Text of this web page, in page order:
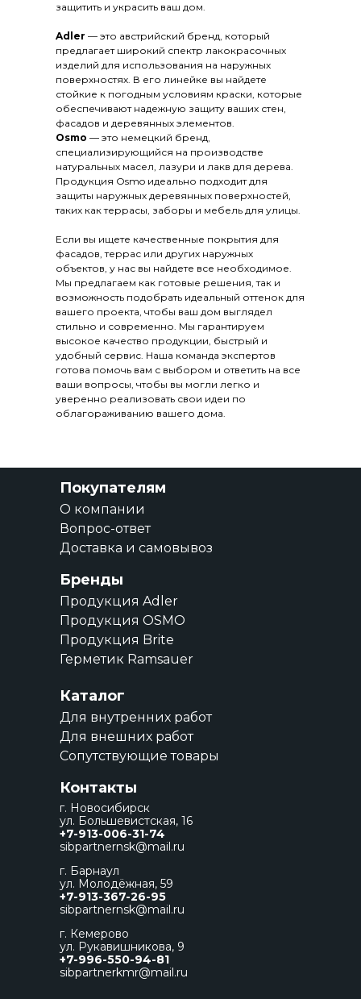
защитить и украсить ваш дом.
Adler — это австрийский бренд, который
предлагает широкий спектр лакокрасочных
изделий для использования на наружных
поверхностях. В его линейке вы найдете
стойкие к погодным условиям краски, которые
обеспечивают надежную защиту ваших стен,
фасадов и деревянных элементов.
Osmo — это немецкий бренд,
специализирующийся на производстве
натуральных масел, лазури и лакв для дерева.
Продукция Osmo идеально подходит для
защиты наружных деревянных поверхностей,
таких как террасы, заборы и мебель для улицы.
Если вы ищете качественные покрытия для
фасадов, террас или других наружных
объектов, у нас вы найдете все необходимое.
Мы предлагаем как готовые решения, так и
возможность подобрать идеальный оттенок для
вашего проекта, чтобы ваш дом выглядел
стильно и современно. Мы гарантируем
высокое качество продукции, быстрый и
удобный сервис. Наша команда экспертов
готова помочь вам с выбором и ответить на все
ваши вопросы, чтобы вы могли легко и
уверенно реализовать свои идеи по
облагораживанию вашего дома.
Покупателям
О компании
Вопрос-ответ
Доставка и самовывоз
Продукция OSMO
Продукция Adler
Бренды
Продукция Brite
Герметик Ramsauer
Каталог
Контакты
Для внутренних работ
г. Кемерово
ул. Рукавишникова, 9
+7-996-550-94-81
sibpartnerkmr@mail.ru
г. Барнаул
ул. Молодёжная, 59
+7-913-367-26-95
sibpartnernsk@mail.ru
г. Новосибирск
ул. Большевистская, 16
+7-913-006-31-74
sibpartnernsk@mail.ru
Для внешних работ
Сопутствующие товары